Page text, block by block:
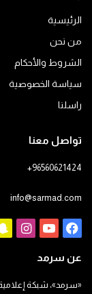
الرئيسية
من نحن
الشروط والأحكام
سياسة الخصوصية
راسلنا
تواصل معنا
+96560621424
info@sarmad.com
فيسبوكيوتيوب
عن سرمد
«سرمد»، شبكة إعلامية